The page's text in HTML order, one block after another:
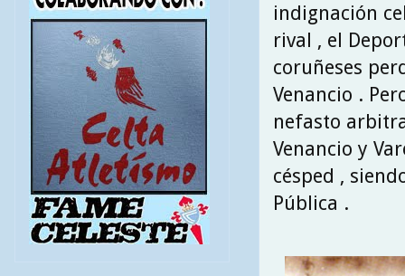
indignación
rival , el
coruñeses
Venancio .
nefasto
Venancio y
césped ,
Pública .